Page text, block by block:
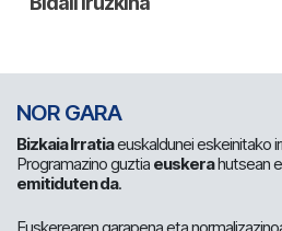
NOR GARA
Bizkaia Irratiaeuskaldunei eskeinitako
Programazino guztia euskerahutsean
emitiduten da.